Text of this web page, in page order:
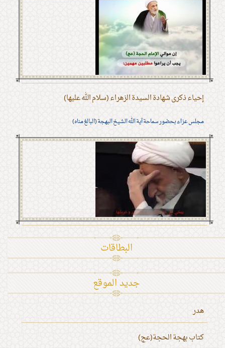
إحياء ذكرى شهادة السيدة الزهراء (سلام الله عليها)
مجلس عزاء بحضور سماحة آية الله الشيخ البهجة (البالغ مناه)
البطاقات
جديد الموقع
هدر
كتاب بهجة الحجة(عج)